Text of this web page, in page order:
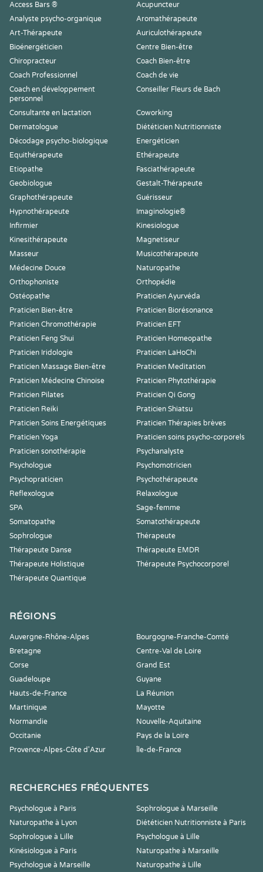
Access Bars ®
Acupuncteur
Analyste psycho-organique
Aromathérapeute
Art-Thérapeute
Auriculothérapeute
Bioénergéticien
Centre Bien-être
Chiropracteur
Coach Bien-être
Coach Professionnel
Coach de vie
Coach en développement
personnel
Conseiller Fleurs de Bach
Consultante en lactation
Coworking
Dermatologue
Diététicien Nutritionniste
Décodage psycho-biologique
Energéticien
Equithérapeute
Ethérapeute
Etiopathe
Fasciathérapeute
Geobiologue
Gestalt-Thérapeute
Graphothérapeute
Guérisseur
Hypnothérapeute
Imaginologie®
Infirmier
Kinesiologue
Kinesithérapeute
Magnetiseur
Masseur
Musicothérapeute
Médecine Douce
Naturopathe
Orthophoniste
Orthopédie
Ostéopathe
Praticien Ayurvéda
Praticien Bien-être
Praticien Biorésonance
Praticien Chromothérapie
Praticien EFT
Praticien Feng Shui
Praticien Homeopathe
Praticien Iridologie
Praticien LaHoChi
Praticien Massage Bien-être
Praticien Meditation
Praticien Médecine Chinoise
Praticien Phytothérapie
Praticien Pilates
Praticien Qi Gong
Praticien Reiki
Praticien Shiatsu
Praticien Soins Energétiques
Praticien Thérapies brèves
Praticien Yoga
Praticien soins psycho-corporels
Praticien sonothérapie
Psychanalyste
Psychologue
Psychomotricien
Psychopraticien
Psychothérapeute
Reflexologue
Relaxologue
SPA
Sage-femme
Somatopathe
Somatothérapeute
Sophrologue
Thérapeute
Thérapeute Danse
Thérapeute EMDR
Thérapeute Holistique
Thérapeute Psychocorporel
Thérapeute Quantique
RÉGIONS
Auvergne-Rhône-Alpes
Bourgogne-Franche-Comté
Bretagne
Centre-Val de Loire
Corse
Grand Est
Guadeloupe
Guyane
Hauts-de-France
La Réunion
Martinique
Mayotte
Normandie
Nouvelle-Aquitaine
Occitanie
Pays de la Loire
Provence-Alpes-Côte d'Azur
Île-de-France
RECHERCHES FRÉQUENTES
Psychologue à Paris
Sophrologue à Marseille
Naturopathe à Lyon
Diététicien Nutritionniste à Paris
Sophrologue à Lille
Psychologue à Lille
Kinésiologue à Paris
Naturopathe à Marseille
Psychologue à Marseille
Naturopathe à Lille